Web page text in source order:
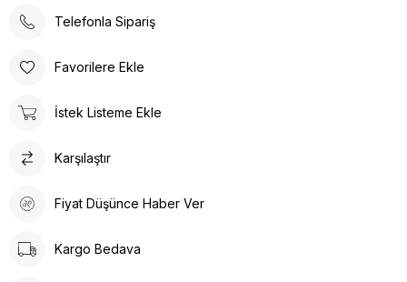
Telefonla Sipariş
Favorilere Ekle
İstek Listeme Ekle
Karşılaştır
Fiyat Düşünce Haber Ver
Kargo Bedava